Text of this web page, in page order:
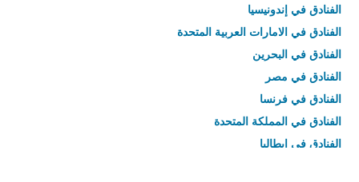
الفنادق في إندونيسيا
الفنادق في الامارات العربية المتحدة
الفنادق في البحرين
الفنادق في مصر
الفنادق في فرنسا
الفنادق في المملكة المتحدة
الفنادق في إيطاليا